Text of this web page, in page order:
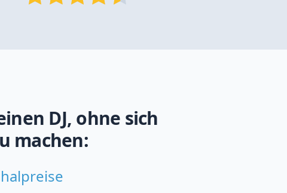
DJ, ohne sich
machen: